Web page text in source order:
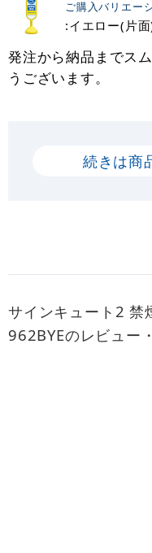
ご購入バリエー
:イエロー(片面
発注から納品までス
うございます。
続きは商
サインキュート2
962BYEのレビュー